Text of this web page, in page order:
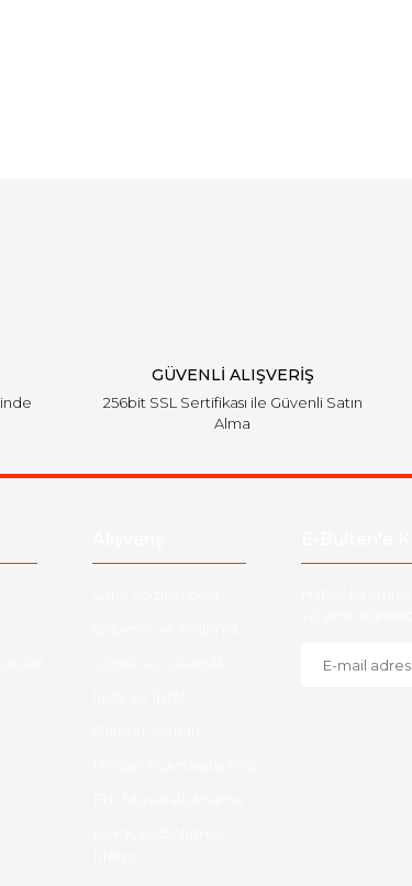
GÜVENLİ ALIŞVERİŞ
256bit SSL Sertifikası ile Güvenli Satın
Alma